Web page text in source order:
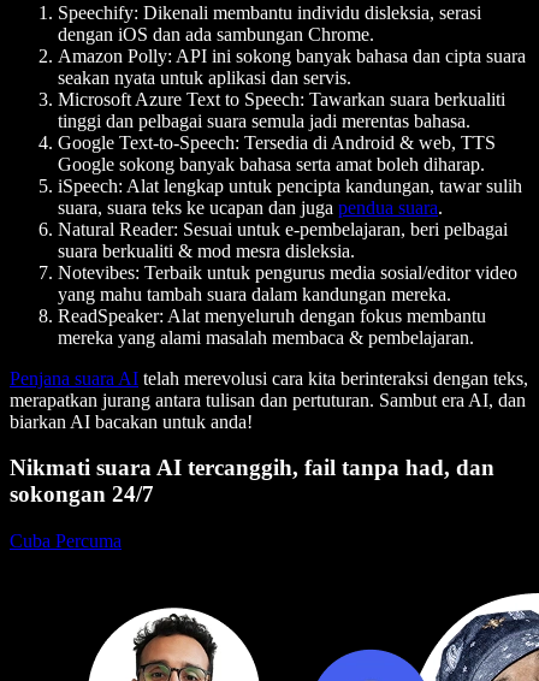
Speechify: Dikenali membantu individu disleksia, serasi
dengan iOS dan ada sambungan Chrome.
Amazon Polly: API ini sokong banyak bahasa dan cipta suara
seakan nyata untuk aplikasi dan servis.
Microsoft Azure Text to Speech: Tawarkan suara berkualiti
tinggi dan pelbagai suara semula jadi merentas bahasa.
Google Text-to-Speech: Tersedia di Android & web, TTS
Google sokong banyak bahasa serta amat boleh diharap.
iSpeech: Alat lengkap untuk pencipta kandungan, tawar sulih
suara, suara teks ke ucapan dan juga pendua suara.
Natural Reader: Sesuai untuk e-pembelajaran, beri pelbagai
suara berkualiti & mod mesra disleksia.
Notevibes: Terbaik untuk pengurus media sosial/editor video
yang mahu tambah suara dalam kandungan mereka.
ReadSpeaker: Alat menyeluruh dengan fokus membantu
mereka yang alami masalah membaca & pembelajaran.
Penjana suara AI telah merevolusi cara kita berinteraksi dengan teks,
merapatkan jurang antara tulisan dan pertuturan. Sambut era AI, dan
biarkan AI bacakan untuk anda!
Nikmati suara AI tercanggih, fail tanpa had, dan
sokongan 24/7
Cuba Percuma